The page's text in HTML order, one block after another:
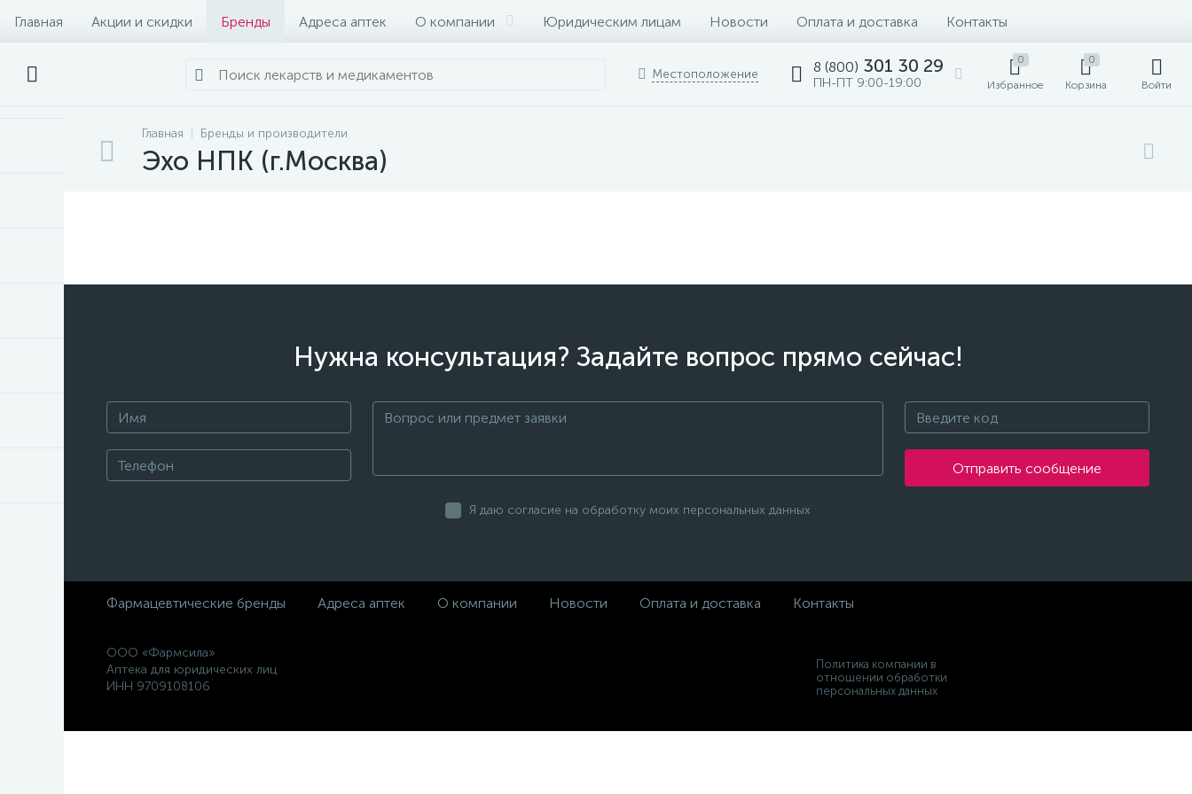
Главная Акции и скидки Бренды Адреса аптек О компании Юридическим лицам Новости Оплата и доставка Контакты
Местоположение 8 (800) 301 30 29
ПН-ПТ 9:00-19:00
0
Избранное
0
Корзина Войти
Главная Бренды и производители
Эхо НПК (г.Москва)
Нужна консультация? Задайте вопрос прямо сейчас!
Отправить сообщение
Я даю согласие на обработку моих персональных данных
Фармацевтические бренды Адреса аптек О компании Новости Оплата и доставка Контакты
ООО «Фармсила»
Аптека для юридических лиц
ИНН 9709108106
Политика компании в
отношении обработки
персональных данных